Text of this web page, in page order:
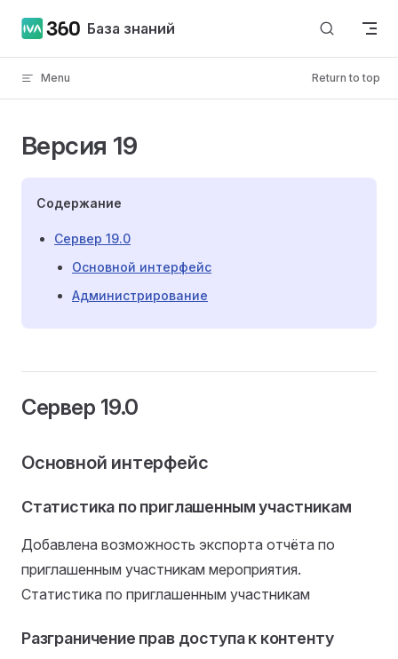
Skip to contentБаза знаний
Menu Return to top
Версия 19
Содержание
Сервер 19.0
Основной интерфейс
Администрирование
Сервер 19.0
Основной интерфейс
Статистика по приглашенным участникам
Добавлена возможность экспорта отчёта по
приглашенным участникам мероприятия.
Статистика по приглашенным участникам
Разграничение прав доступа к контенту